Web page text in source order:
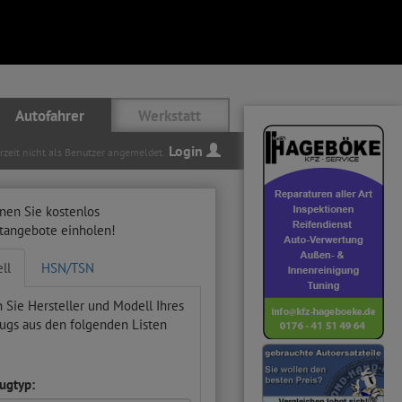
Autofahrer Werkstatt
nicht als Benutzer angemeldet. Login
Sie kostenlos
einholen!
HSN/TSN
Sie Hersteller und Modell Ihres
aus den folgenden Listen